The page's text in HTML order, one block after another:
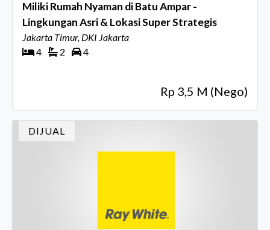
Miliki Rumah Nyaman di Batu Ampar -
Lingkungan Asri & Lokasi Super Strategis
Jakarta Timur, DKI Jakarta
4
2 4
Rp 3,5 M (Nego)
DIJUAL